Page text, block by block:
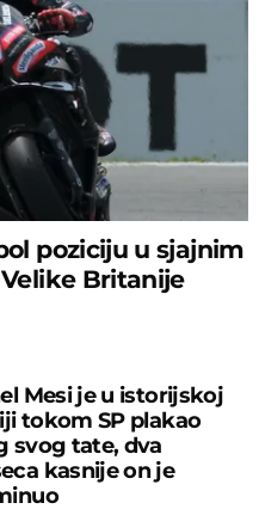
poziciju u sjajnim
Britanije
Mesi je u istorijskoj
tokom SP plakao
svog tate, dva
kasnije on je